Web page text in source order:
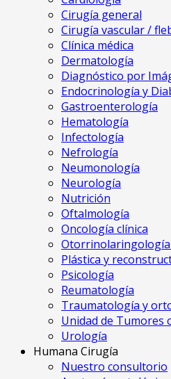
Cirugía general
Cirugía vascular /
Clínica médica
Dermatología
Diagnóstico por
Endocrinología y
Gastroenterología
Hematología
Infectología
Nefrología
Neumonología
Neurología
Nutrición
Oftalmología
Oncología clínica
Plástica y
Psicología
Reumatología
Traumatología y
Unidad de Tumores
Urología
Humana Cirugía
Nuestro consultorio